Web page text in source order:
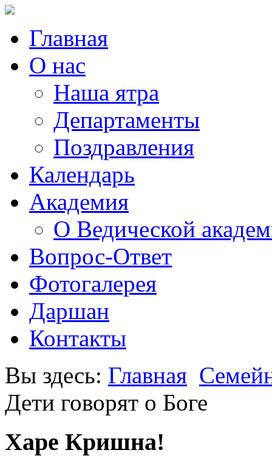
Главная
О нас
Наша ятра
Департаменты
Поздравления
Календарь
Академия
О Ведической
Вопрос-Ответ
Фотогалерея
Даршан
Контакты
Вы здесь: Главная
Дети говорят о Боге
Харе Кришна!